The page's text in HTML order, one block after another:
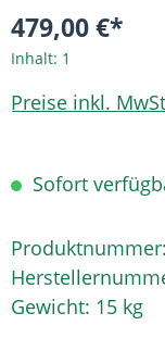
479,00 €*
Inhalt: 1
Preise inkl.
Sofort
Produktnummer:
Gewicht: 15 kg